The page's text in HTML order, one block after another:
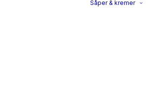
Såper & kremer